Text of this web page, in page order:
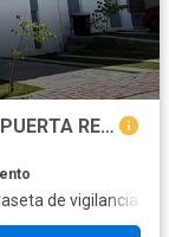
CASA EN RENTA FRACCIONAMIENTO PUERTA REAL SAN BERNARDINO TLAXCALANCINGO PUE
de vigilancia